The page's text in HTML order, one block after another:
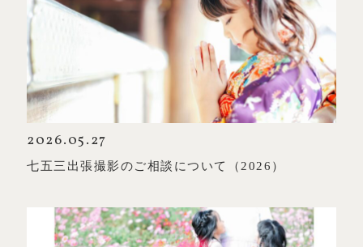
2026.05.27
七五三出張撮影のご相談について（2026）